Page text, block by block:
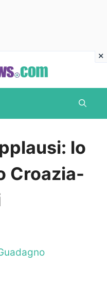
lo
Croazia-